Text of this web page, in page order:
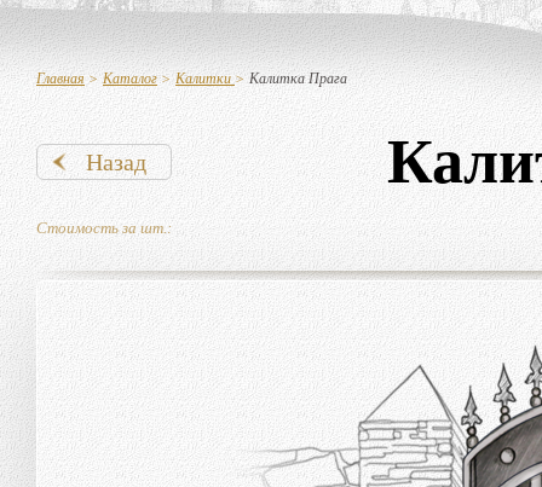
Главная > Каталог> Калитки > Калитка Прага
Назад
Стоимость за шт.: